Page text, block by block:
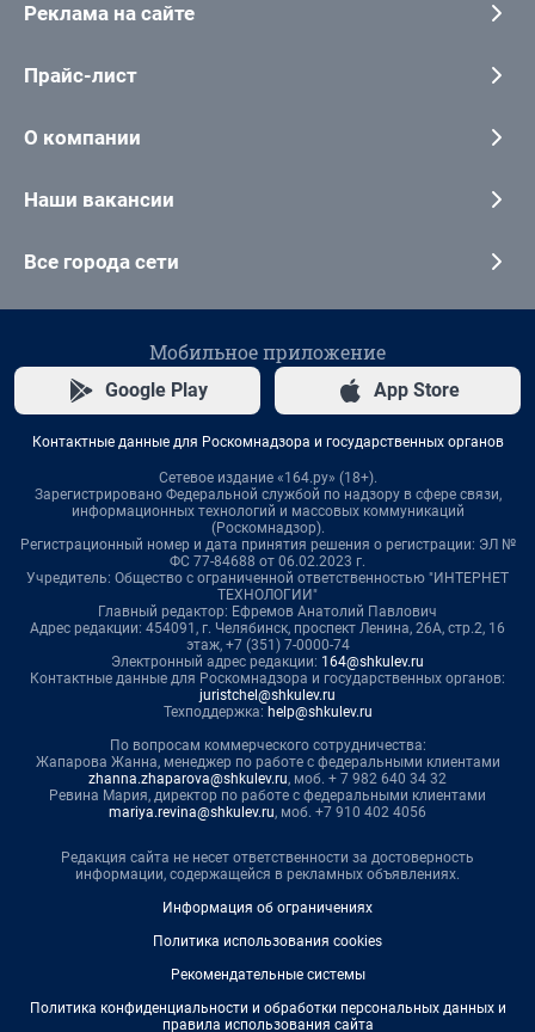
Реклама на сайте
Прайс-лист
О компании
Наши вакансии
Все города сети
Мобильное приложение
Google Play App Store
Контактные данные для Роскомнадзора и государственных органов
Сетевое издание «164.ру» (18+).
Зарегистрировано Федеральной службой по надзору в сфере связи,
информационных технологий и массовых коммуникаций
(Роскомнадзор).
Регистрационный номер и дата принятия решения о регистрации: ЭЛ №
ФС 77-84688 от 06.02.2023 г.
Учредитель: Общество с ограниченной ответственностью "ИНТЕРНЕТ
ТЕХНОЛОГИИ"
Главный редактор: Ефремов Анатолий Павлович
Адрес редакции: 454091, г. Челябинск, проспект Ленина, 26А, стр.2, 16
этаж, +7 (351) 7-0000-74
Электронный адрес редакции: 164@shkulev.ru
Контактные данные для Роскомнадзора и государственных органов:
juristchel@shkulev.ru
Техподдержка: help@shkulev.ru
По вопросам коммерческого сотрудничества:
Жапарова Жанна, менеджер по работе с федеральными клиентами
zhanna.zhaparova@shkulev.ru, моб. + 7 982 640 34 32
Ревина Мария, директор по работе с федеральными клиентами
mariya.revina@shkulev.ru, моб. +7 910 402 4056
Редакция сайта не несет ответственности за достоверность
информации, содержащейся в рекламных объявлениях.
Информация об ограничениях
Политика использования cookies
Рекомендательные системы
Политика конфиденциальности и обработки персональных данных и
правила использования сайта